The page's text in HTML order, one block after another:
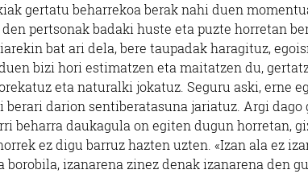
gertatu beharrekoa berak nahi duen
pertsonak badaki huste eta puzte horretan
bat ari dela, bere taupadak haragituz,
bizi hori estimatzen eta maitatzen du,
eta naturalki jokatuz. Seguru aski, erne
berari darion sentiberatasuna jariatuz. Argi
beharra daukagula on egiten dugun horretan,
ez digu barruz hazten uzten. «Izan ala ez
borobila, izanarena zinez denak izanarena den